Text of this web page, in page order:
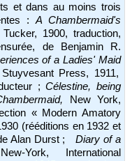
et dans au moins trois
: A Chambermaid's
1900, traduction,
de Benjamin R.
of a Ladies' Maid
Press, 1911,
;Célestine, being
New York,
« Modern Amatory
(rééditions en 1932 et
Alan Durst ;Diary of a
York, International